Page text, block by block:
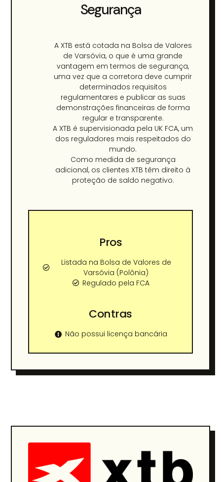
Segurança
A XTB está cotada na Bolsa de Valores
de Varsóvia, o que é uma grande
vantagem em termos de segurança,
uma vez que a corretora deve cumprir
determinados requisitos
regulamentares e publicar as suas
demonstrações financeiras de forma
regular e transparente.
A XTB é supervisionada pela UK FCA, um
dos reguladores mais respeitados do
mundo.
Como medida de segurança
adicional, os clientes XTB têm direito à
proteção de saldo negativo.
Pros
Listada na Bolsa de Valores de
Varsóvia (Polônia)
Regulado pela FCA
Contras
Não possui licença bancária